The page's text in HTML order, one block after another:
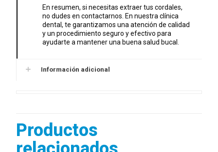
En resumen, si necesitas extraer tus cordales,
no dudes en contactarnos. En nuestra clínica
dental, te garantizamos una atención de calidad
y un procedimiento seguro y efectivo para
ayudarte a mantener una buena salud bucal.
Información adicional
Productos